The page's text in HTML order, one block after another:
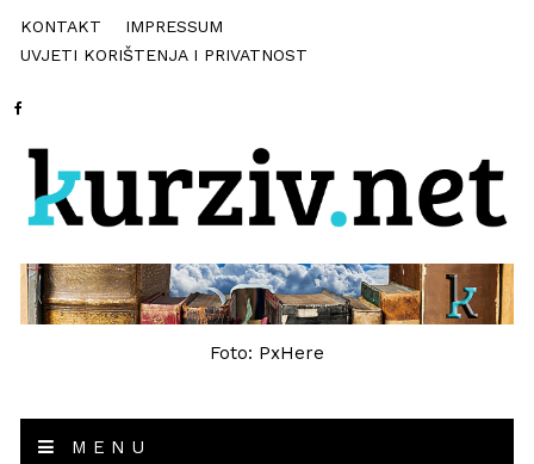
KONTAKT
IMPRESSUM
UVJETI KORIŠTENJA I PRIVATNOST
Foto: PxHere
MENU